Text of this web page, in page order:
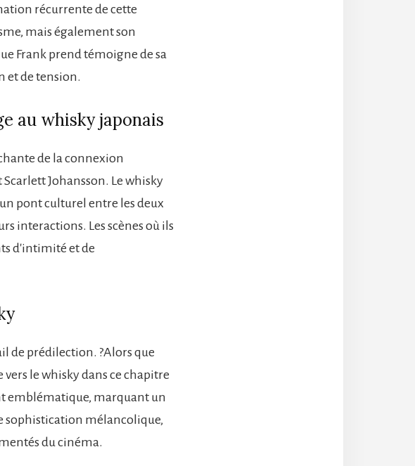
récurrente de cette
mais également son
Frank prend témoigne de sa
et de tension.
au whisky japonais
de la connexion
Johansson. Le whisky
pont culturel entre les deux
interactions. Les scènes où ils
d'intimité et de
de prédilection. ?Alors que
le whisky dans ce chapitre
emblématique, marquant un
sophistication mélancolique,
du cinéma.